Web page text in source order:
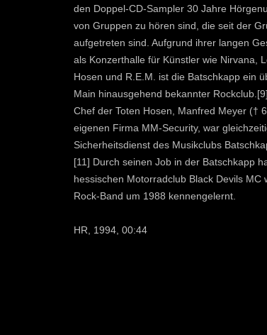
den Doppel-CD-Sampler 30 Jahre
von Gruppen zu hören sind, die seit der
aufgetreten sind. Aufgrund ihrer langen
als Konzerthalle für Künstler wie Nirvana,
Hosen und R.E.M. ist die Batschkapp ein
Main hinausgehend bekannter
Chef der Toten Hosen, Manfred Meyer (†
eigenen Firma MM-Security, war
Sicherheitsdienst des Musikclubs
[11] Durch seinen Job in der Batschkapp
hessischen Motorradclub Black Devils MC
Rock-Band um 1988 kennengelernt.
HR, 1994, 00:44